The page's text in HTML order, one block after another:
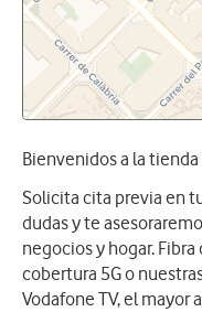
Bienvenidos a la
Solicita cita previa en
dudas y te
negocios y hogar.
cobertura 5G o
Vodafone TV, el mayor